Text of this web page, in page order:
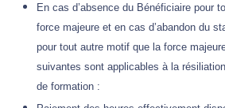
En cas d’absence du Bénéficiaire pour
force majeure et en cas d’abandon du
pour tout autre motif que la force
suivantes sont applicables à la
de formation :